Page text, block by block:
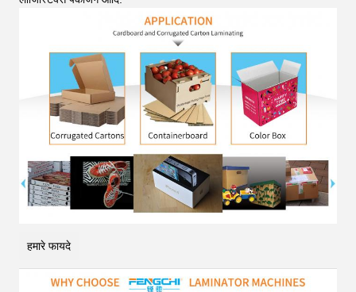
हमारे फायदे